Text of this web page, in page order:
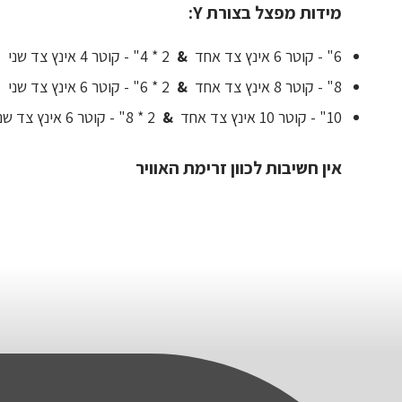
מידות מפצל בצורת Y:
6" - קוטר 6 אינץ צד אחד &
8" - קוטר 8 אינץ צד אחד
&
10" - קוטר 10 אינץ צד אחד
&
אין חשיבות לכוון זרימת האוויר